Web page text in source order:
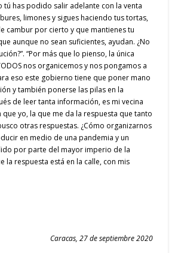
tú has podido salir adelante con la venta
limones y sigues haciendo tus tortas,
cambur por cierto y que mantienes tu
aunque no sean suficientes, ayudan. ¿No
“Por más que lo pienso, la única
nos organicemos y nos pongamos a
eso este gobierno tiene que poner mano
y también ponerse las pilas en la
de leer tanta información, es mi vecina
que yo, la que me da la respuesta que tanto
otras respuestas. ¿Cómo organizarnos
en medio de una pandemia y un
por parte del mayor imperio de la
la respuesta está en la calle, con mis
Caracas, 27 de septiembre 2020